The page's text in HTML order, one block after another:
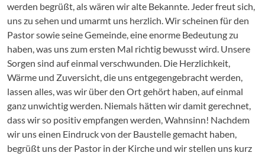
werden begrüßt, als wären wir alte Bekannte. Jeder freut sich,
uns zu sehen und umarmt uns herzlich. Wir scheinen für den
Pastor sowie seine Gemeinde, eine enorme Bedeutung zu
haben, was uns zum ersten Mal richtig bewusst wird. Unsere
Sorgen sind auf einmal verschwunden. Die Herzlichkeit,
Wärme und Zuversicht, die uns entgegengebracht werden,
lassen alles, was wir über den Ort gehört haben, auf einmal
ganz unwichtig werden. Niemals hätten wir damit gerechnet,
dass wir so positiv empfangen werden, Wahnsinn! Nachdem
wir uns einen Eindruck von der Baustelle gemacht haben,
begrüßt uns der Pastor in der Kirche und wir stellen uns kurz